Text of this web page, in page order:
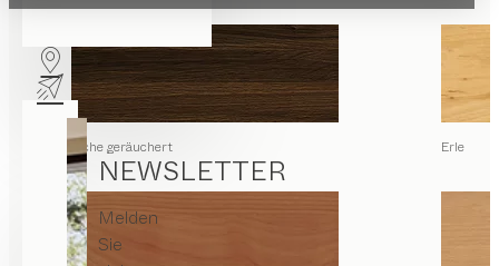
NEWSLETTER
Melden
Sie
Eiche geräuchert Erle